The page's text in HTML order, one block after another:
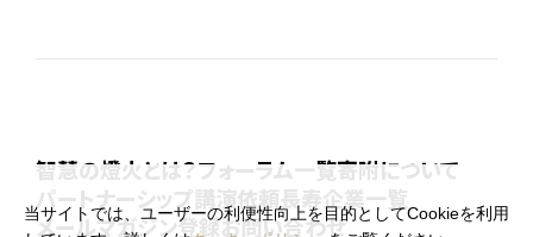
智慧の燈火とは？フォーラム一覧寄附について
パートナーシップ講演依頼長寿企業一覧
メールマガジン登録お問い合わせ
当サイトでは、ユーザーの利便性向上を目的としてCookieを利用